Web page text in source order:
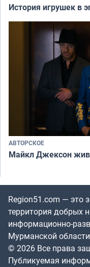
История игрушек в
АВТОРСКОЕ
Майкл Джексон
Region51.com — это
территория добрых
информационно-
Мурманской
© 2026 Все права
Публикуемая